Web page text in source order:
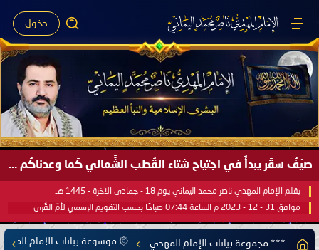
دخول
صَيْفُ سَقَرَ يَبدأُ في اجتياحِ شِتاءِ القُطبِ الشَّمالي كَما وعَدناكُم بالحقِّ لعَامِكم هذا (1445 هـ) ..
بقلم الإمام المهدي ناصر محمد اليماني يوم 18 - جمادى الآخرة - 1445 هـ
موافق 31 - 12 - 2023 م الساعة 07:44 صباحًا بحسب التقويم الرسمي لأمّ القُرى
*** مجموعة بيانات الإمام المهدي ناصر محمد اليماني *** ۞ موسوعة بيانات الإمام